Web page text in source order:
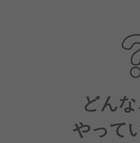
どん
やって